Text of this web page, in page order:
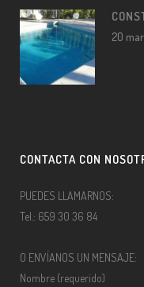
20
CONTACTA CON
PUEDES LLAMARNOS:
Tel.: 659 30 36 84
O ENVÍANOS UN MENSAJE:
Nombre (requerido)